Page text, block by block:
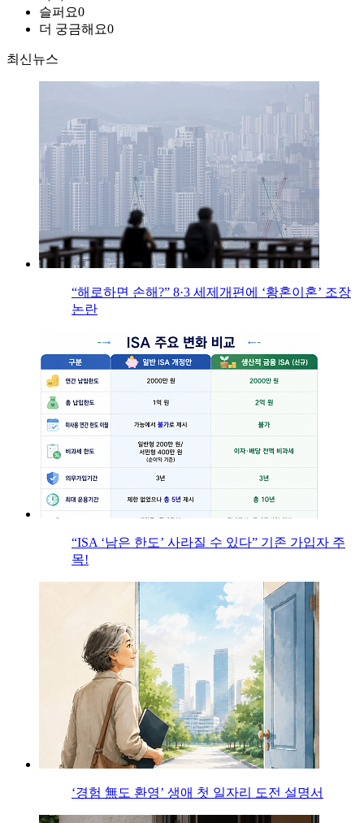
슬퍼요0
더 궁금해요0
최신뉴스
“해로하면 손해?” 8·3 세제개편에 ‘황혼이혼’ 조장
논란
“ISA ‘남은 한도’ 사라질 수 있다” 기존 가입자 주
목!
‘경험 無도 환영’ 생애 첫 일자리 도전 설명서